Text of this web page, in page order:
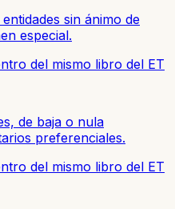
sin ánimo de
especial.
del mismo libro del ET
de baja o nula
preferenciales.
del mismo libro del ET